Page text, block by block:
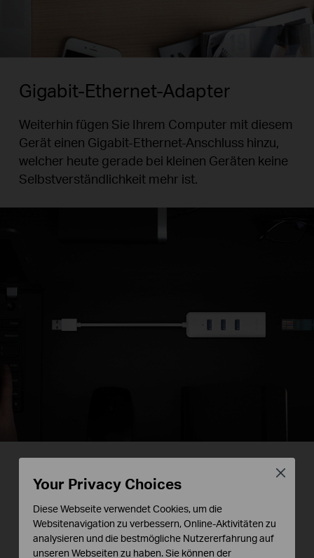
Gigabit-Ethernet-Adapter
Weiterhin fügen Sie Ihrem Computer mit diesem
Gerät einen Gigabit-Ethernet-Anschluss hinzu,
welcher heute gerade bei kleinen Geräten keine
Selbstverständlichkeit mehr ist.
Zwei in einem
Performance:UE330=3-Port-USB3.0-Hub
USB-3.0-Gigabit-Ethernet-Adapter
Your Privacy Choices
Diese Webseite verwendet Cookies, um die
Websitenavigation zu verbessern, Online-Aktivitäten zu
analysieren und die bestmögliche Nutzererfahrung auf
unseren Webseiten zu haben. Sie können der
Close